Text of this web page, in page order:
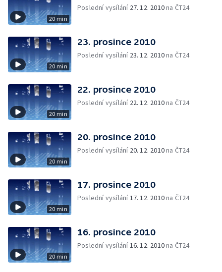
20 min
Poslední vysílání 27. 12. 2010na ČT24
20 min
23. prosince 2010
Poslední vysílání 23. 12. 2010na ČT24
20 min
22. prosince 2010
Poslední vysílání 22. 12. 2010na ČT24
20 min
20. prosince 2010
Poslední vysílání 20. 12. 2010na ČT24
20 min
17. prosince 2010
Poslední vysílání17. 12. 2010na ČT24
20 min
16. prosince 2010
Poslední vysílání16. 12. 2010na ČT24